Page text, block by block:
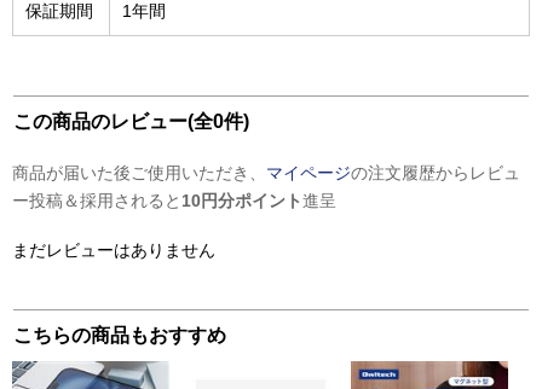
保証期間 1年間
この商品のレビュー(全0件)
商品が届いた後ご使用いただき、 マイページの注文履歴からレビュ
ー投稿＆採用されると 10円分ポイント進呈
まだレビューはありません
こちらの商品もおすすめ